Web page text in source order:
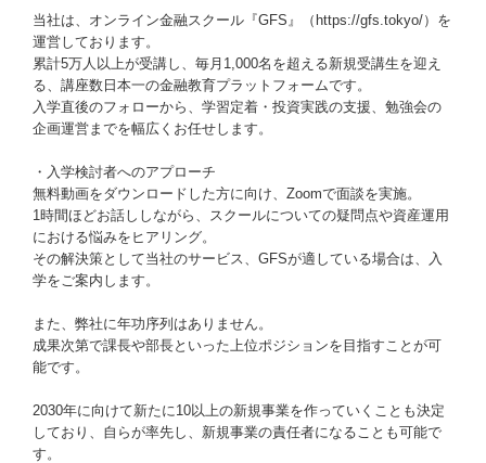
当社は、オンライン金融スクール『GFS』（https://gfs.tokyo/）を
運営しております。
累計5万人以上が受講し、毎月1,000名を超える新規受講生を迎え
る、講座数日本一の金融教育プラットフォームです。
入学直後のフォローから、学習定着・投資実践の支援、勉強会の
企画運営までを幅広くお任せします。
・入学検討者へのアプローチ
無料動画をダウンロードした方に向け、Zoomで面談を実施。
1時間ほどお話ししながら、スクールについての疑問点や資産運用
における悩みをヒアリング。
その解決策として当社のサービス、GFSが適している場合は、入
学をご案内します。
また、弊社に年功序列はありません。
成果次第で課長や部長といった上位ポジションを目指すことが可
能です。
2030年に向けて新たに10以上の新規事業を作っていくことも決定
しており、自らが率先し、新規事業の責任者になることも可能で
す。